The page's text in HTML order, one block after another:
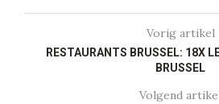
Vorig artikel
RESTAURANTS BRUSSEL: 18X
BRUSSEL
Volgend